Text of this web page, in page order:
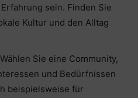
sein. Finden Sie
Kultur und den Alltag
Sie eine Community,
und Bedürfnissen
beispielsweise für